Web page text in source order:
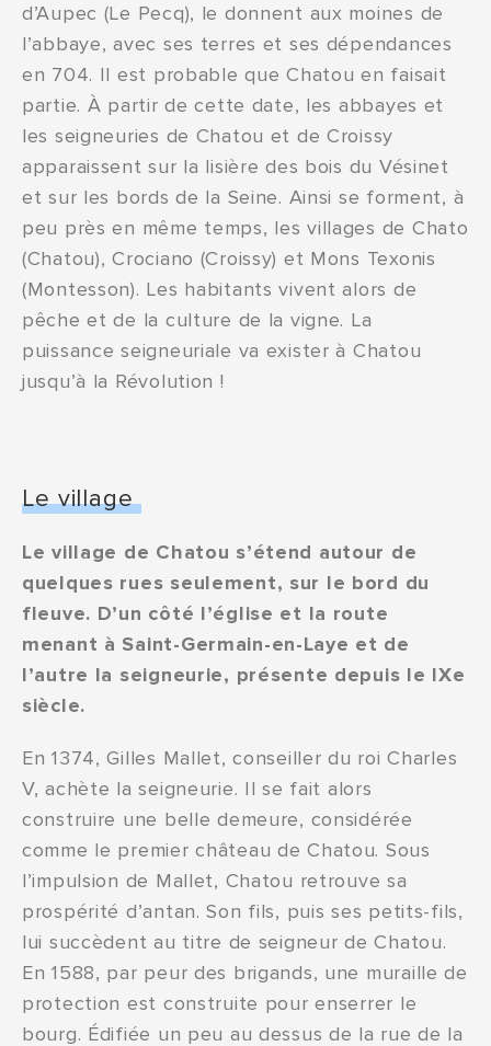
d’Aupec (Le Pecq), le donnent aux moines de
l’abbaye, avec ses terres et ses dépendances
en 704. Il est probable que Chatou en faisait
partie. À partir de cette date, les abbayes et
les seigneuries de Chatou et de Croissy
apparaissent sur la lisière des bois du Vésinet
et sur les bords de la Seine. Ainsi se forment, à
peu près en même temps, les villages de Chato
(Chatou), Crociano (Croissy) et Mons Texonis
(Montesson). Les habitants vivent alors de
pêche et de la culture de la vigne. La
puissance seigneuriale va exister à Chatou
jusqu’à la Révolution !
Le village
Le village de Chatou s’étend autour de
quelques rues seulement, sur le bord du
fleuve. D’un côté l’église et la route
menant à Saint-Germain-en-Laye et de
l’autre la seigneurie, présente depuis le IXe
siècle.
En 1374, Gilles Mallet, conseiller du roi Charles
V, achète la seigneurie. Il se fait alors
construire une belle demeure, considérée
comme le premier château de Chatou. Sous
l’impulsion de Mallet, Chatou retrouve sa
prospérité d’antan. Son fils, puis ses petits-fils,
lui succèdent au titre de seigneur de Chatou.
En 1588, par peur des brigands, une muraille de
protection est construite pour enserrer le
bourg. Édifiée un peu au dessus de la rue de la